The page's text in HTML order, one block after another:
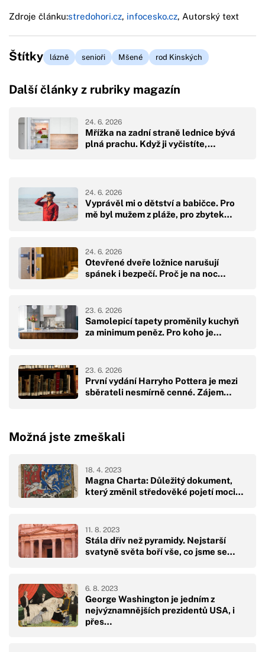
Zdroje článku:stredohori.cz, infocesko.cz, Autorský text
Štítky lázně senioři Mšené rod Kinských
Další články z rubriky magazín
Mřížka na zadní straně lednice bývá
plná prachu. Když ji vyčistíte,…
24. 6. 2026
Vyprávěl mi o dětství a babičce. Pro
mě byl mužem z pláže, pro zbytek…
24. 6. 2026
Otevřené dveře ložnice narušují
spánek i bezpečí. Proč je na noc…
24. 6. 2026
Samolepicí tapety proměnily kuchyň
za minimum peněz. Pro koho je…
23. 6. 2026
První vydání Harryho Pottera je mezi
sběrateli nesmírně cenné. Zájem…
23. 6. 2026
Možná jste zmeškali
Magna Charta: Důležitý dokument,
který změnil středověké pojetí moci…
18. 4. 2023
Stála dřív než pyramidy. Nejstarší
svatyně světa boří vše, co jsme se…
11. 8. 2023
George Washington je jedním z
nejvýznamnějších prezidentů USA, i
přes…
6. 8. 2023